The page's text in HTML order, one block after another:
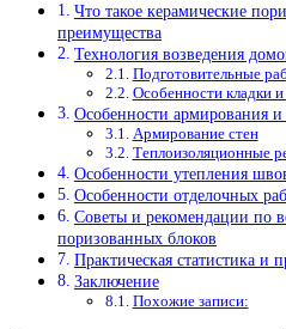
Что такое керамические
преимущества
Технология возведения
Подготовительные
Особенности кладки
Особенности армирования и
Армирование стен
Теплоизоляционные
Особенности утепления
Особенности отделочных
Советы и рекомендации по
поризованных блоков
Практическая статистика и
Заключение
Похожие записи: